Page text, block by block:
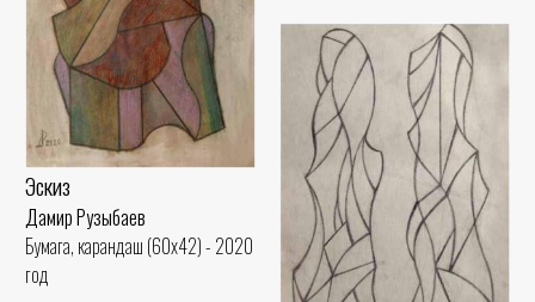
Эскиз
Дамир Рузыбаев
Бумага, карандаш (60x42) - 2020
год